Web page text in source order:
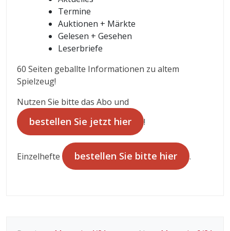
Termine
Auktionen + Märkte
Gelesen + Gesehen
Leserbriefe
60 Seiten geballte Informationen zu altem
Spielzeug!
Nutzen Sie bitte das Abo und
bestellen Sie jetzt hier !
Einzelhefte bestellen Sie bitte hier .